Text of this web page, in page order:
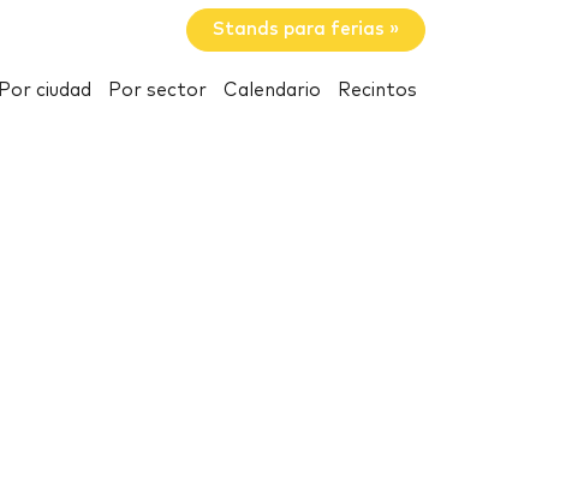
Stands para ferias »
Por ciudad Por sector Calendario Recintos